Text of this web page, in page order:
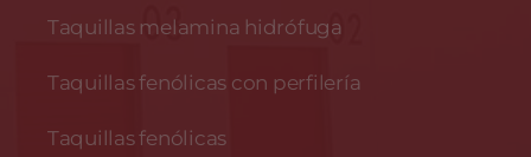
Taquillas melamina hidrófuga
Taquillas fenólicas con perfilería
Taquillas fenólicas